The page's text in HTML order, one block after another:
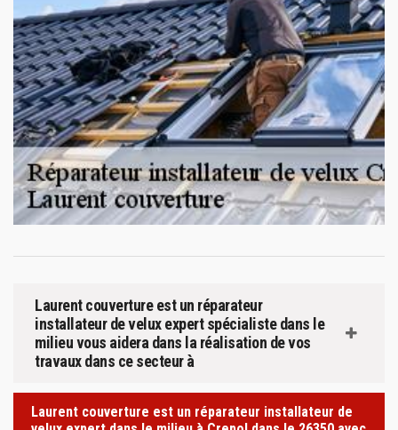
Laurent couverture est un réparateur
installateur de velux expert spécialiste dans le
milieu vous aidera dans la réalisation de vos
travaux dans ce secteur à
Laurent couverture est un réparateur installateur de